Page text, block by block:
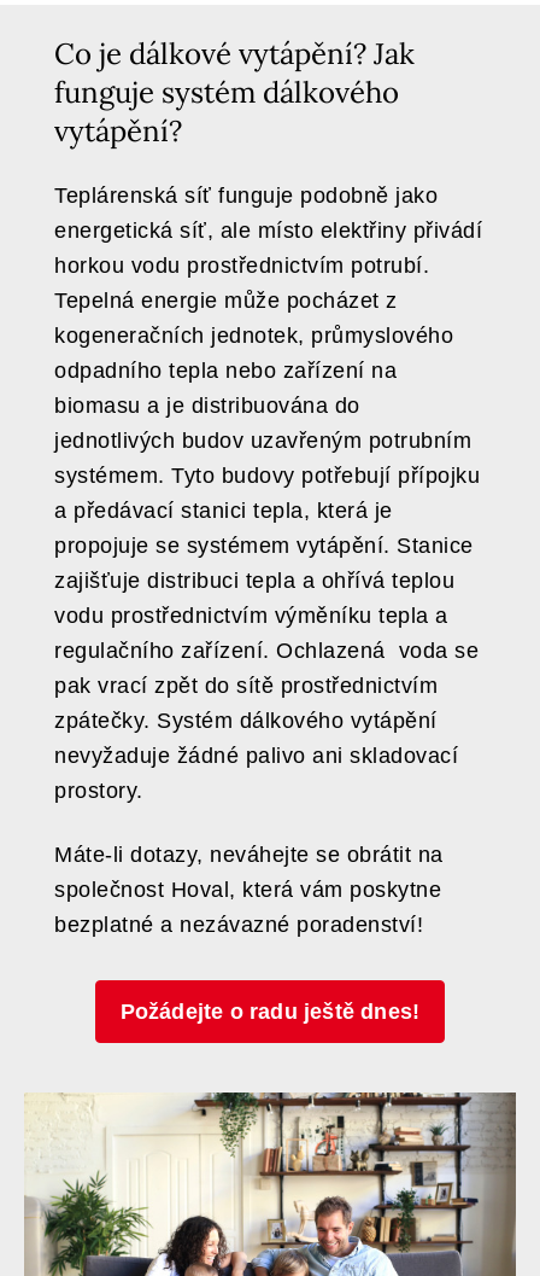
Co je dálkové vytápění? Jak
funguje systém dálkového
vytápění?
Teplárenská síť funguje podobně jako
energetická síť, ale místo elektřiny přivádí
horkou vodu prostřednictvím potrubí.
Tepelná energie může pocházet z
kogeneračních jednotek, průmyslového
odpadního tepla nebo zařízení na
biomasu a je distribuována do
jednotlivých budov uzavřeným potrubním
systémem. Tyto budovy potřebují přípojku
a předávací stanici tepla, která je
propojuje se systémem vytápění. Stanice
zajišťuje distribuci tepla a ohřívá teplou
vodu prostřednictvím výměníku tepla a
regulačního zařízení. Ochlazená voda se
pak vrací zpět do sítě prostřednictvím
zpátečky. Systém dálkového vytápění
nevyžaduje žádné palivo ani skladovací
prostory.
Máte-li dotazy, neváhejte se obrátit na
společnost Hoval, která vám poskytne
bezplatné a nezávazné poradenství!
Požádejte o radu ještě dnes!